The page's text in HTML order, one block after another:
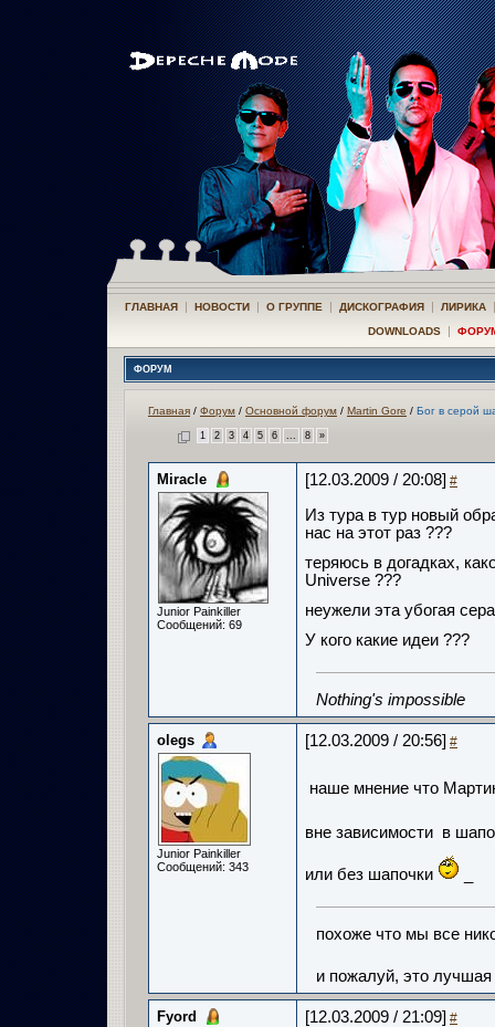
ГЛАВНАЯ | НОВОСТИ | О ГРУППЕ | ДИСКОГРАФИЯ | ЛИРИКА
DOWNLOADS |
ФОРУМ
Главная / Форум / Основной форум / Martin Gore / Бог в серой
1 2 3 4 5 6 ... 8 »
Miracle
Junior Painkiller
Сообщений: 69
[12.03.2009 / 20:08] #
Из тура в тур новый
нас на этот раз ???
теряюсь в догадках,
Universe ???
неужели эта убогая
У кого какие идеи ???
Nothing's impossible
olegs
Junior Painkiller
Сообщений: 343
[12.03.2009 / 20:56] #
наше мнение что
вне зависимости в
или без шапочки
похоже что мы все
и пожалуй, это
Fyord [12.03.2009 / 21:09] #